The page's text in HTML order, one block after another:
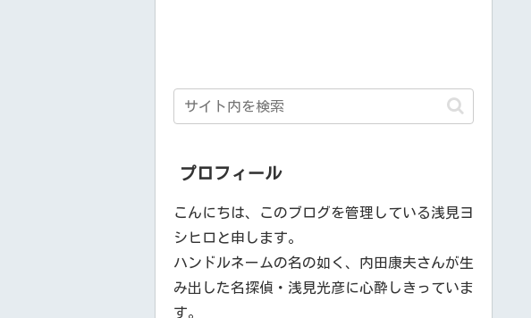
プロフィール
こんにちは、このブログを管理している浅見ヨ
シヒロと申します。
ハンドルネームの名の如く、内田康夫さんが生
み出した名探偵・浅見光彦に心酔しきっていま
す。